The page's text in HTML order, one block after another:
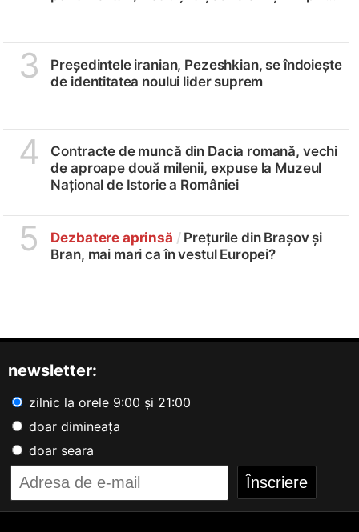
3
Președintele iranian, Pezeshkian, se îndoiește
de identitatea noului lider suprem
4
Contracte de muncă din Dacia romană, vechi
de aproape două milenii, expuse la Muzeul
Național de Istorie a României
5 Dezbatere aprinsă /Prețurile din Brașov și
Bran, mai mari ca în vestul Europei?
newsletter:
zilnic la orele 9:00 și 21:00
doar dimineața
doar seara